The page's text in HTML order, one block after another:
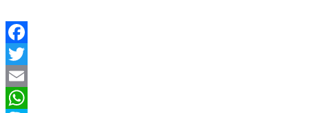
Facebook
Twitter
Email